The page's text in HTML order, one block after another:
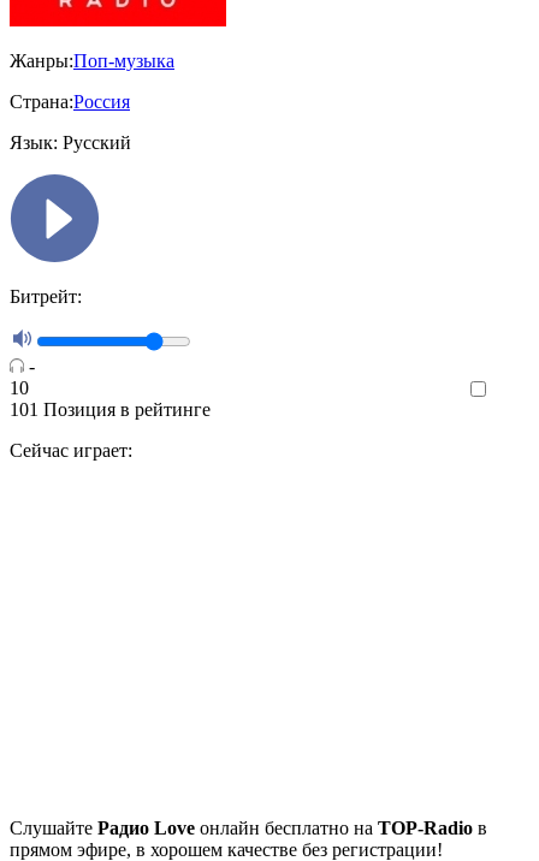
Жанры:Поп-музыка
Страна:Россия
Язык: Русский
Битрейт:
-
10
101 Позиция в рейтинге
Сейчас играет:
Cлушайте Радио Love онлайн бесплатно на TOP-Radio в
прямом эфире, в хорошем качестве без регистрации!